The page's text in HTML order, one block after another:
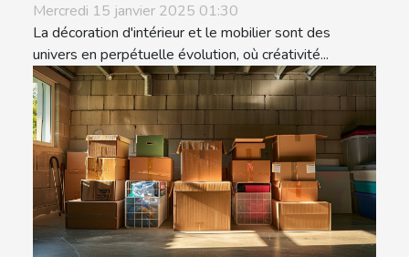
Mercredi 15 janvier 2025 01:30
La décoration d'intérieur et le mobilier sont des
univers en perpétuelle évolution, où créativité...